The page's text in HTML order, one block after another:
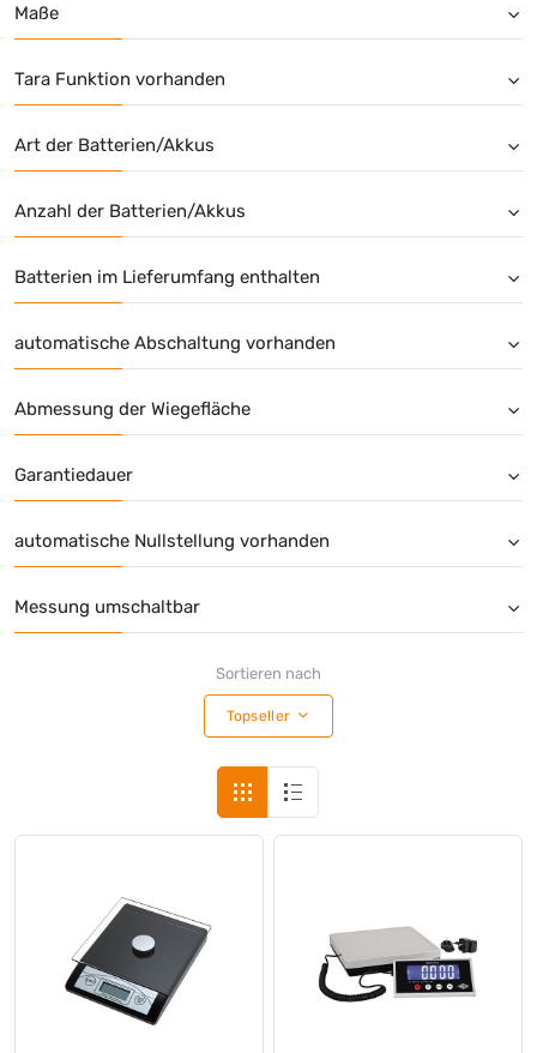
Maße
Tara Funktion vorhanden
Art der Batterien/Akkus
Anzahl der Batterien/Akkus
Batterien im Lieferumfang enthalten
automatische Abschaltung vorhanden
Abmessung der Wiegefläche
Garantiedauer
automatische Nullstellung vorhanden
Messung umschaltbar
Sortieren nach
Topseller